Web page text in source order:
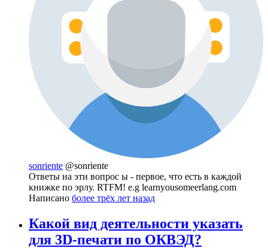
sonriente @sonriente
Ответы на эти вопрос ы - первое, что есть в каждой
книжке по эрлу. RTFM! e.g learnyousomeerlang.com
Написано более трёх лет назад
Какой вид деятельности указать
для 3D-печати по ОКВЭД?